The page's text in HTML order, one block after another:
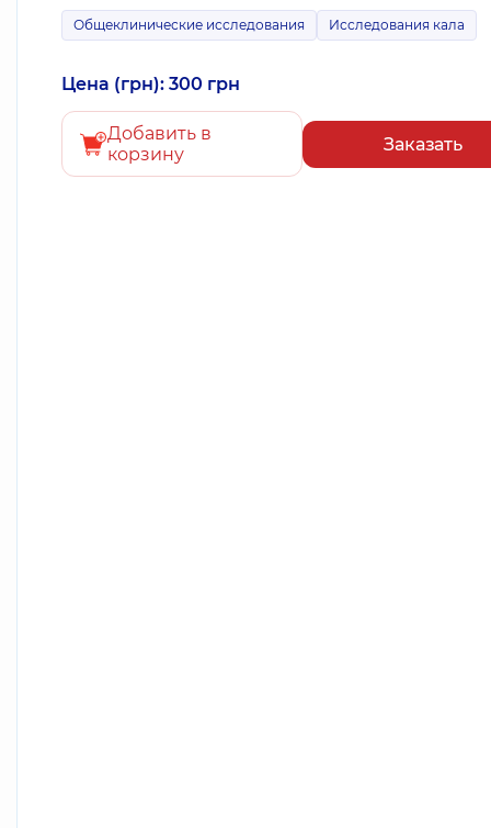
Общеклинические исследования Исследования кала
Цена (грн): 300 грн
Добавить в
корзину
Заказать